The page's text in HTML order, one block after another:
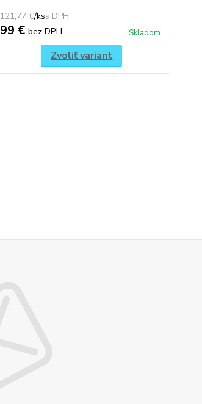
121,77 €/ks
99 € bez DPH Skladom
Zvoliť variant